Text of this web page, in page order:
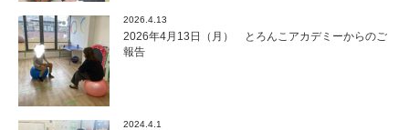
2026.4.13
2026年4月13日（月） とろんこアカデミーからのご
報告
2024.4.1